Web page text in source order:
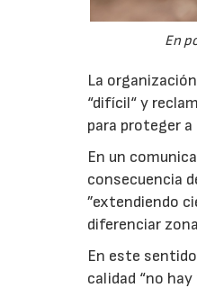
En
La
“difícil“ y
para proteger
En un
consecuencia
”extendiendo
diferenciar
En este
calidad “no